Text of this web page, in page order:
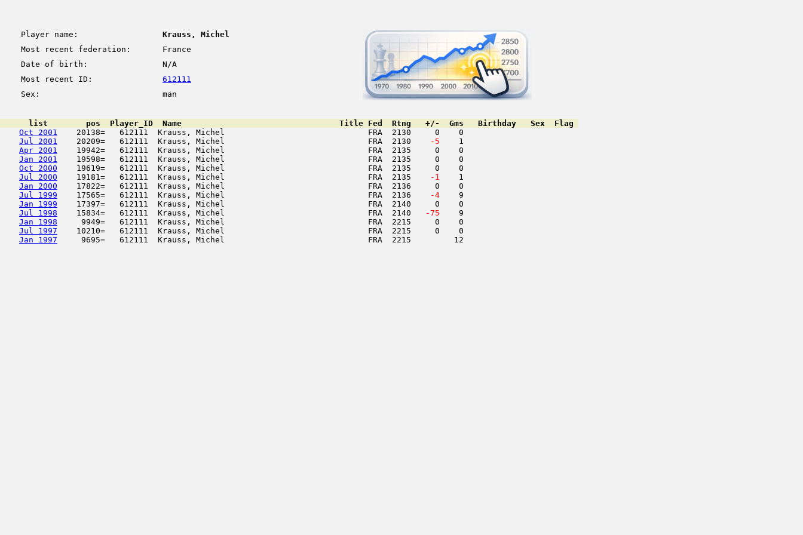
Player name:
Krauss, Michel
Most recent federation:
France
Date of birth:
N/A
Most recent ID:
612111
Sex:
man
      list        pos  Player_ID  Name                                 Title Fed  Rtng   +/-  Gms   Birthday   Sex  Flag
Oct 2001
    20138=   612111  Krauss, Michel                              FRA  2130     0    0
Jul 2001
    20209=   612111  Krauss, Michel                              FRA  2130
  -5
    1
Apr 2001
    19942=   612111  Krauss, Michel                              FRA  2135     0    0
Jan 2001
    19598=   612111  Krauss, Michel                              FRA  2135     0    0
Oct 2000
    19619=   612111  Krauss, Michel                              FRA  2135     0    0
Jul 2000
    19181=   612111  Krauss, Michel                              FRA  2135
  -1
    1
Jan 2000
    17822=   612111  Krauss, Michel                              FRA  2136     0    0
Jul 1999
    17565=   612111  Krauss, Michel                              FRA  2136
  -4
    9
Jan 1999
    17397=   612111  Krauss, Michel                              FRA  2140     0    0
Jul 1998
    15834=   612111  Krauss, Michel                              FRA  2140
-75
    9
Jan 1998
     9949=   612111  Krauss, Michel                              FRA  2215     0    0
Jul 1997
    10210=   612111  Krauss, Michel                              FRA  2215     0    0
Jan 1997